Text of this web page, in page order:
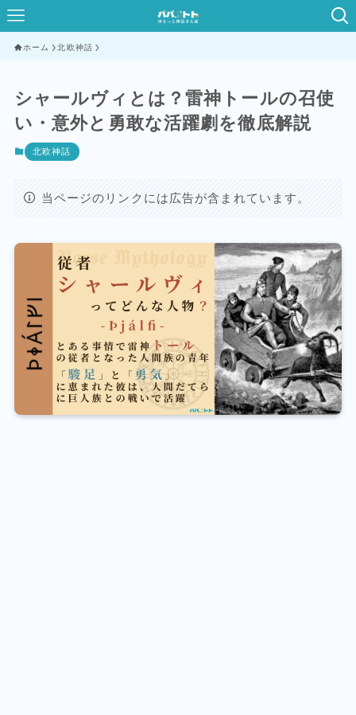
ホーム 北欧神話
シャールヴィとは？雷神トールの召使
い・意外と勇敢な活躍劇を徹底解説
北欧神話
当ページのリンクには広告が含まれています。